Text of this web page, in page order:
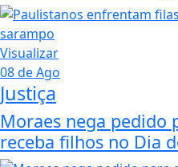
Visualizar
08 de Ago
Justiça
Moraes nega pedido
receba filhos no Dia